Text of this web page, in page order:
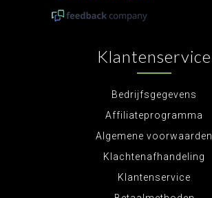
Klantenservice
Bedrijfsgegevens
Affiliateprogramma
Algemene voorwaarden
Klachtenafhandeling
Klantenservice